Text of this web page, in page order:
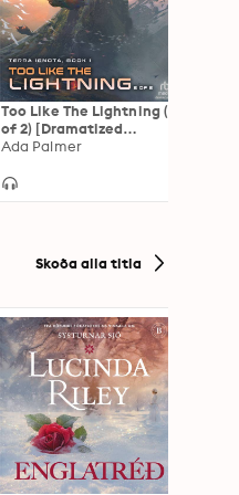
Too Like The Lightning (2
of 2) [Dramatized
Adaptation]: Terra
Ada Palmer
Skoða alla titla